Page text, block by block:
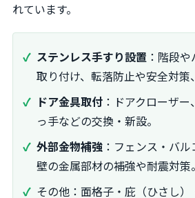
れています。
ステンレス手すり設置 ：階段
取り付け、転落防止や安全対策
ドア金具取付 ：ドアクローザ
っ手などの交換・新設。
外部金物補強 ：フェンス・バ
壁の金属部材の補強や耐震対策。
その他：面格子・庇（ひさし